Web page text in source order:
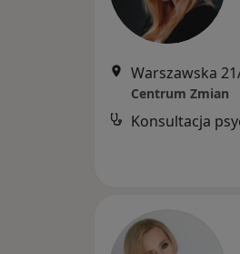
Warszawska
Centrum Zmian
Konsultacja